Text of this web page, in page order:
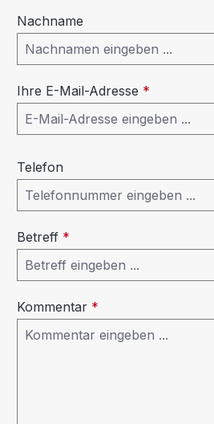
Nachname
Ihre E-Mail-Adresse *
Telefon
Betreff *
Kommentar *